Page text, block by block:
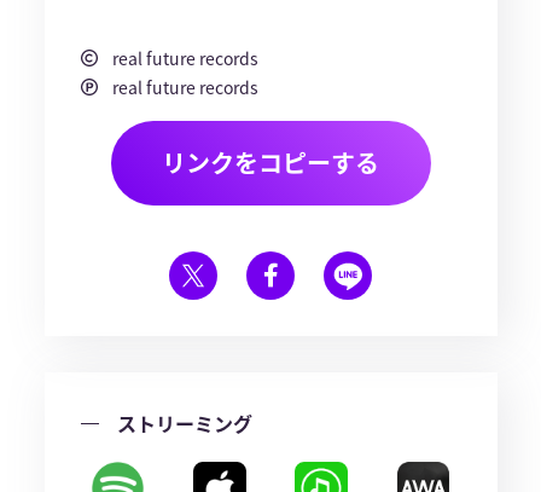
real future records
real future records
リンクをコピーする
ストリーミング